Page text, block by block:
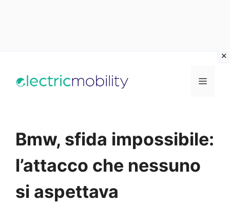
Menu
Bmw, sfida impossibile:
l’attacco che nessuno
si aspettava